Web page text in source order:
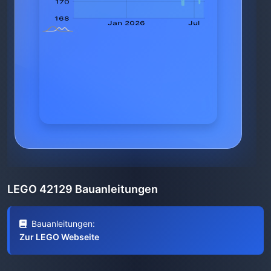
LEGO 42129 Bauanleitungen
Bauanleitungen:
Zur LEGO Webseite